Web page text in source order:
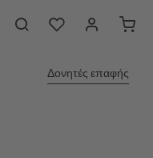
Δονητές επαφής